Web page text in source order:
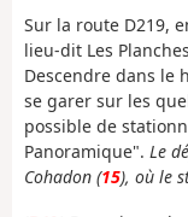
Sur la route D219,
lieu-dit Les
Descendre dans le
se garer sur les
possible de
Panoramique". Le
Cohadon (15), où le